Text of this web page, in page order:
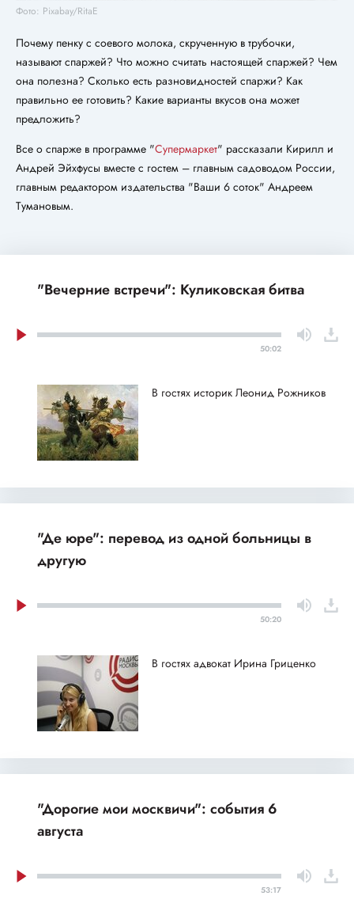
Фото: Pixabay/RitaE
Почему пенку с соевого молока, скрученную в трубочки,
называют спаржей? Что можно считать настоящей спаржей? Чем
она полезна? Сколько есть разновидностей спаржи? Как
правильно ее готовить? Какие варианты вкусов она может
предложить?
Все о спарже в программе "Супермаркет" рассказали Кирилл и
Андрей Эйхфусы вместе с гостем – главным садоводом России,
главным редактором издательства "Ваши 6 соток" Андреем
Тумановым.
"Вечерние встречи": Куликовская битва
50:02
В гостях историк Леонид Рожников
"Де юре": перевод из одной больницы в
другую
50:20
В гостях адвокат Ирина Гриценко
"Дорогие мои москвичи": события 6
августа
53:17